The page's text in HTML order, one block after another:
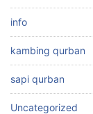
info
kambing qurban
sapi qurban
Uncategorized